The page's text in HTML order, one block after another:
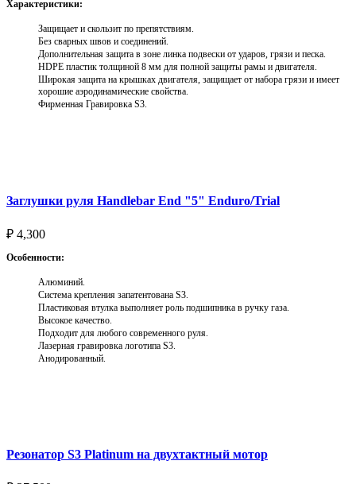
Характеристики:
Защищает и скользит по препятствиям.
Без сварных швов и соединений.
Дополнительная защита в зоне линка подвески от ударов, грязи и песка.
HDPE пластик толщиной 8 мм для полной защиты рамы и двигателя.
Широкая защита на крышках двигателя, защищает от набора грязи и имеет
хорошие аэродинамические свойства.
Фирменная Гравировка S3.
Заглушки руля Handlebar End "5" Enduro/Trial
₽ 4,300
Особенности:
Алюминий.
Система крепления запатентована S3.
Пластиковая втулка выполняет роль подшипника в ручку газа.
Высокое качество.
Подходит для любого современного руля.
Лазерная гравировка логотипа S3.
Анодированный.
Резонатор S3 Platinum на двухтактный мотор